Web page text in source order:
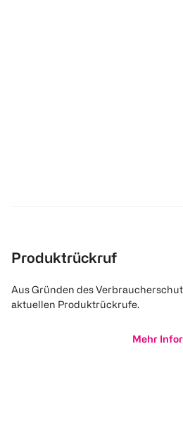
Produktrückruf
Aus Gründen des
aktuellen Produktrückrufe.
Mehr